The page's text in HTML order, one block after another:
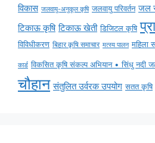
विकास जलवायु-अनुकूल कृषि जलवायु परिवर्तन जल
टिकाऊ कृषि टिकाऊ खेती डिजिटल कृषि
विविधीकरण बिहार कृषि समाचार मत्स्य पालन महिला
कार्ड विकसित कृषि संकल्प अभियान • सिंधु नदी
चौहान संतुलित उर्वरक उपयोग सतत कृषि